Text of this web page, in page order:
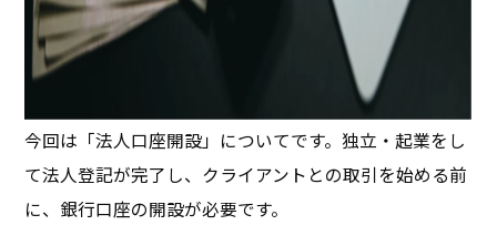
今回は「法人口座開設」についてです。独立・起業をし
て法人登記が完了し、クライアントとの取引を始める前
に、銀行口座の開設が必要です。